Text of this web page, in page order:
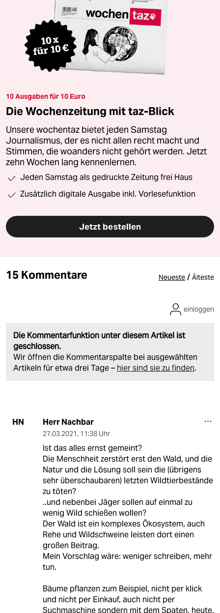
10 Ausgaben für 10 Euro
Die Wochenzeitung mit taz-Blick
Unsere wochentaz bietet jeden Samstag
Journalismus, der es nicht allen recht macht und
Stimmen, die woanders nicht gehört werden. Jetzt
zehn Wochen lang kennenlernen.
Jeden Samstag als gedruckte Zeitung frei Haus
Zusätzlich digitale Ausgabe inkl. Vorlesefunktion
Jetzt bestellen
15 Kommentare Neueste / Älteste
Die Kommentarfunktion unter diesem Artikel ist
geschlossen.
Wir öffnen die Kommentarspalte bei ausgewählten
Artikeln für etwa drei Tage – hier sind sie zu finden.
einloggen
HN Herr Nachbar
27.03.2021, 11:38 Uhr
Ist das alles ernst gemeint?
Die Menschheit zerstört erst den Wald, und die
Natur und die Lösung soll sein die (übrigens
sehr überschaubaren) letzten Wildtierbestände
zu töten?
..und nebenbei Jäger sollen auf einmal zu
wenig Wild schießen wollen?
Der Wald ist ein komplexes Ökosystem, auch
Rehe und Wildschweine leisten dort einen
großen Beitrag.
Mein Vorschlag wäre: weniger schreiben, mehr
tun.
Bäume pflanzen zum Beispiel, nicht per klick
und nicht per Einkauf, auch nicht per
Suchmaschine sondern mit dem Spaten, heute,